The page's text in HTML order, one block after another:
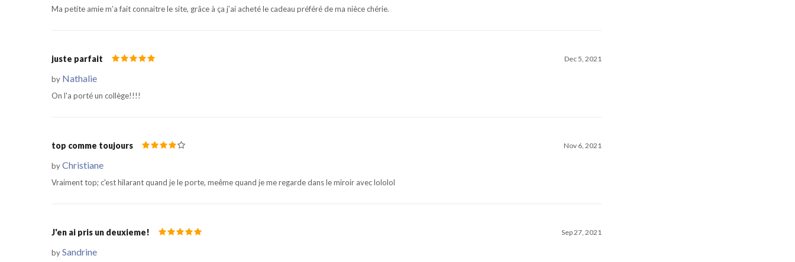
Ma petite amie m’a fait connaitre le site, grâce à ça j’ai acheté le cadeau préféré de ma nièce chérie.
juste parfait Dec 5, 2021
by Nathalie
On l'a porté un collège!!!!
top comme toujours Nov 6, 2021
byChristiane
Vraiment top; c'est hilarant quand je le porte, meême quand je me regarde dans le miroir avec lololol
J'en ai pris un deuxieme! Sep 27, 2021
bySandrine